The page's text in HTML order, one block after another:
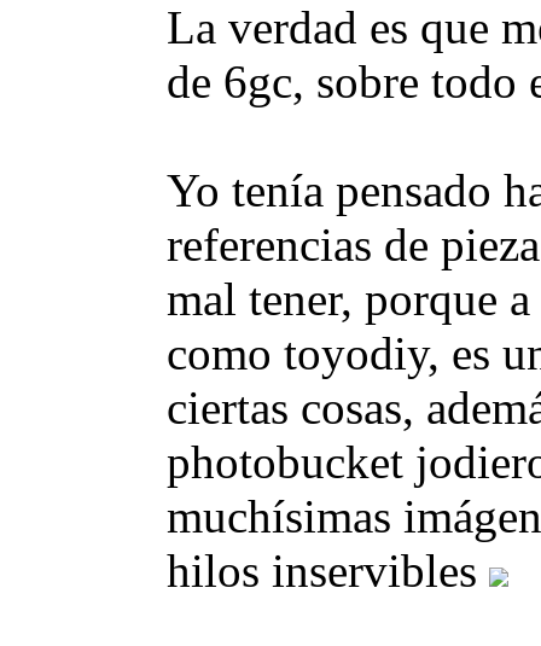
La verdad es que
de 6gc, sobre
Yo tenía pensado
referencias de
mal tener, porque
como toyodiy, es
ciertas cosas,
photobucket
muchísimas
hilos inservibles